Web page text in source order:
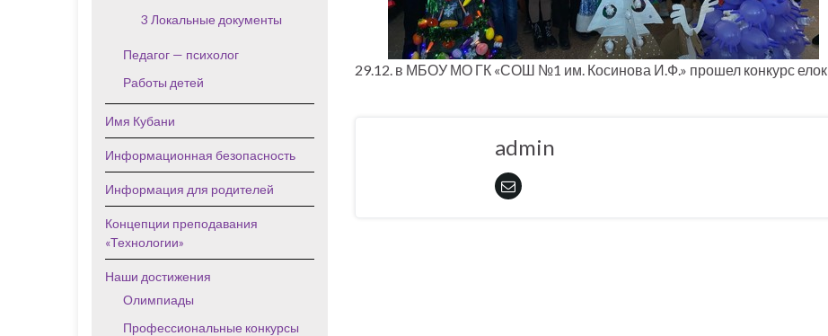
29.12. в МБОУ МО ГК «СОШ №1 им. Косинова И.Ф.» прошел конкурс елок
admin
3 Локальные документы
Педагог — психолог
Работы детей
Имя Кубани
Информационная безопасность
Информация для родителей
Концепции преподавания
«Технологии»
Наши достижения
Олимпиады
Профессиональные конкурсы